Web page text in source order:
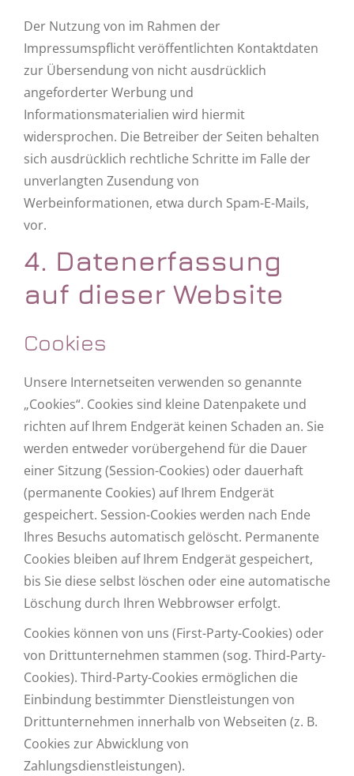
Der Nutzung von im Rahmen der
Impressumspflicht veröffentlichten Kontaktdaten
zur Übersendung von nicht ausdrücklich
angeforderter Werbung und
Informationsmaterialien wird hiermit
widersprochen. Die Betreiber der Seiten behalten
sich ausdrücklich rechtliche Schritte im Falle der
unverlangten Zusendung von
Werbeinformationen, etwa durch Spam-E-Mails,
vor.
4. Datenerfassung
auf dieser Website
Cookies
Unsere Internetseiten verwenden so genannte
„Cookies“. Cookies sind kleine Datenpakete und
richten auf Ihrem Endgerät keinen Schaden an. Sie
werden entweder vorübergehend für die Dauer
einer Sitzung (Session-Cookies) oder dauerhaft
(permanente Cookies) auf Ihrem Endgerät
gespeichert. Session-Cookies werden nach Ende
Ihres Besuchs automatisch gelöscht. Permanente
Cookies bleiben auf Ihrem Endgerät gespeichert,
bis Sie diese selbst löschen oder eine automatische
Löschung durch Ihren Webbrowser erfolgt.
Cookies können von uns (First-Party-Cookies) oder
von Drittunternehmen stammen (sog. Third-Party-
Cookies). Third-Party-Cookies ermöglichen die
Einbindung bestimmter Dienstleistungen von
Drittunternehmen innerhalb von Webseiten (z. B.
Cookies zur Abwicklung von
Zahlungsdienstleistungen).